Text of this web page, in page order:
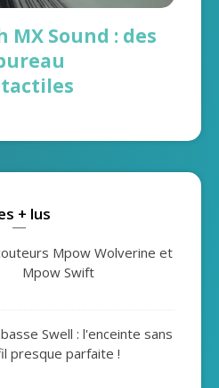
MX Sound : des
+ lus
Mpow Wolverine et
Mpow Swift
Swell : l'enceinte sans
presque parfaite !